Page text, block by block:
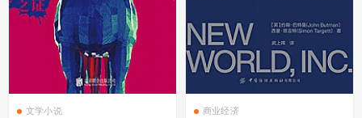
文学小说 商业经济